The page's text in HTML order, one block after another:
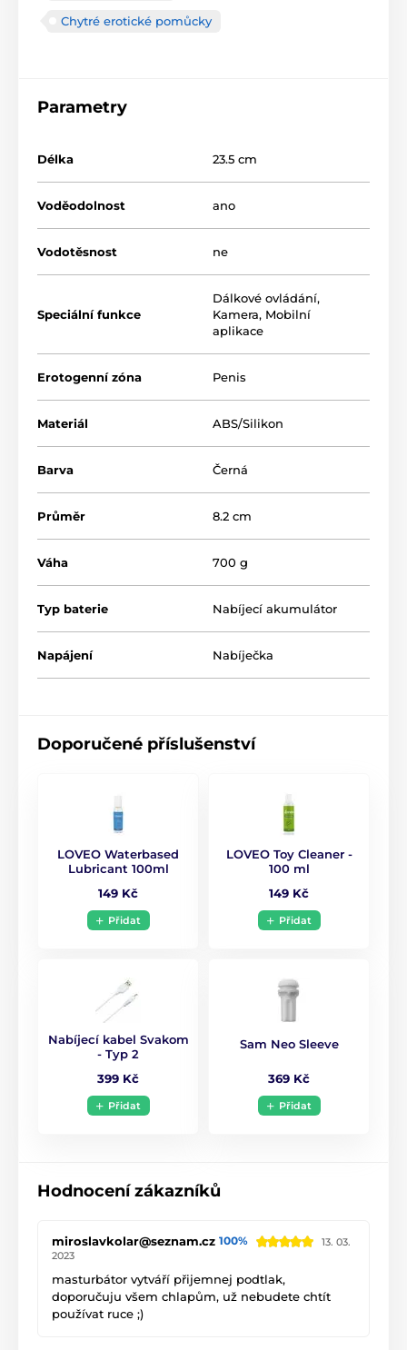
Chytré erotické pomůcky
Parametry
Délka 23.5 cm
Voděodolnost ano
Vodotěsnost ne
Speciální funkce
Dálkové ovládání,
Kamera, Mobilní
aplikace
Erotogenní zóna Penis
Materiál ABS/Silikon
Barva Černá
Průměr 8.2 cm
Váha 700 g
Typ baterie Nabíjecí akumulátor
Napájení Nabíječka
Doporučené příslušenství
LOVEO Waterbased
Lubricant 100ml
149 Kč
Přidat
LOVEO Toy Cleaner -
100 ml
149 Kč
Přidat
Nabíjecí kabel Svakom
- Typ 2
399 Kč
Přidat
Sam Neo Sleeve
369 Kč
Přidat
Hodnocení zákazníků
miroslavkolar@seznam.cz 100%
13. 03.
2023
masturbátor vytváří přijemnej podtlak,
doporučuju všem chlapům, už nebudete chtít
používat ruce ;)